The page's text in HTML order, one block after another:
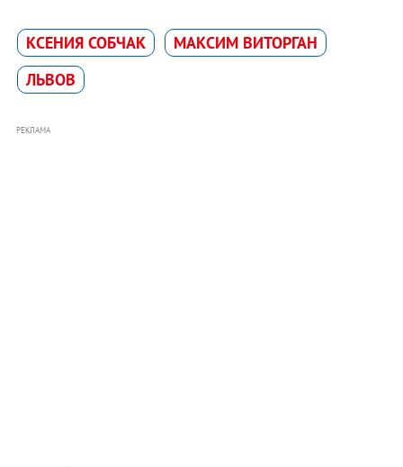
КСЕНИЯ СОБЧАК
МАКСИМ ВИТОРГАН
ЛЬВОВ
РЕКЛАМА